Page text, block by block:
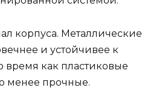
корпуса. Металлические
и устойчивее к
время как пластиковые
менее прочные.